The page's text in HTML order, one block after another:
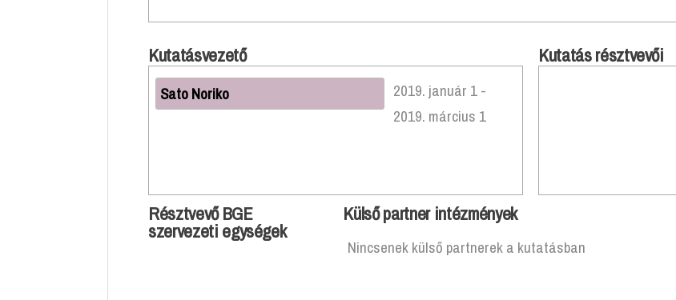
Kutatásvezető
Sato Noriko
2019. január 1 -
2019. március 1
Kutatás résztvevői
Résztvevő BGE
szervezeti egységek
Külső partner intézmények
Nincsenek külső partnerek a kutatásban